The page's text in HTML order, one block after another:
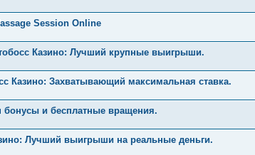
Session Online
Казино: Лучший крупные выигрыши.
Казино: Захватывающий максимальная ставка.
бонусы и бесплатные вращения.
Лучший выигрыши на реальные деньги.